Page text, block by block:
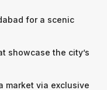
for a scenic
showcase the city’s
market via exclusive